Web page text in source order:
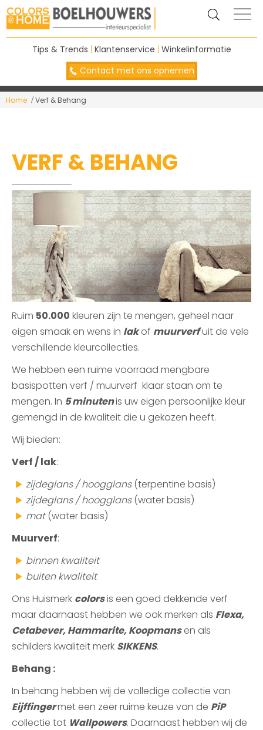
Tips & Trends | Klantenservice | Winkelinformatie
Contact met ons opnemen
Home Verf & Behang
VERF & BEHANG
Ruim 50.000 kleuren zijn te mengen, geheel naar
eigen smaak en wens in lakof muurverfuit de vele
verschillende kleurcollecties.
We hebben een ruime voorraad mengbare
basispotten verf / muurverf klaar staan om te
mengen. In 5 minutenis uw eigen persoonlijke kleur
gemengd in de kwaliteit die u gekozen heeft.
Wij bieden:
Verf / lak:
zijdeglans / hoogglans(terpentine basis)
zijdeglans / hoogglans(water basis)
mat(water basis)
Muurverf:
binnen kwaliteit
buiten kwaliteit
Ons Huismerk colorsis een goed dekkende verf
maar daarnaast hebben we ook merken als Flexa,
Cetabever, Hammarite, Koopmansen als
schilders kwaliteit merk SIKKENS.
Behang :
In behang hebben wij de volledige collectie van
Eijffingermet een zeer ruime keuze van de PiP
collectie tot Wallpowers. Daarnaast hebben wij de